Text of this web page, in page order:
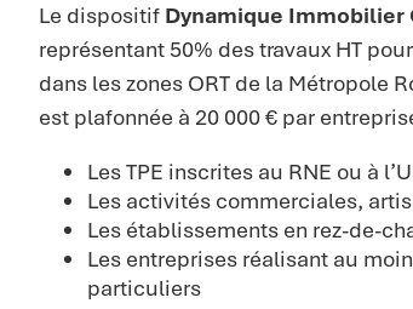
Le dispositif Dynamique Immobilier
représentant 50% des travaux HT
dans les zones ORT de la Métropole
est plafonnée à 20 000 € par
Les TPE inscrites au RNE ou à
Les activités commerciales,
Les établissements en rez-de-
Les entreprises réalisant au
particuliers